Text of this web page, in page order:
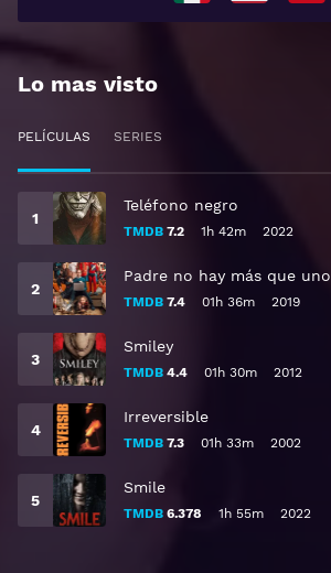
Lo mas visto
PELÍCULAS SERIES
Teléfono negro
TMDB 7.2 1h 42m 2022
Padre no hay más que uno
TMDB 7.4 01h 36m 2019
Smiley
TMDB 4.4 01h 30m 2012
Irreversible
TMDB 7.3 01h 33m 2002
Smile
TMDB 6.378 1h 55m 2022